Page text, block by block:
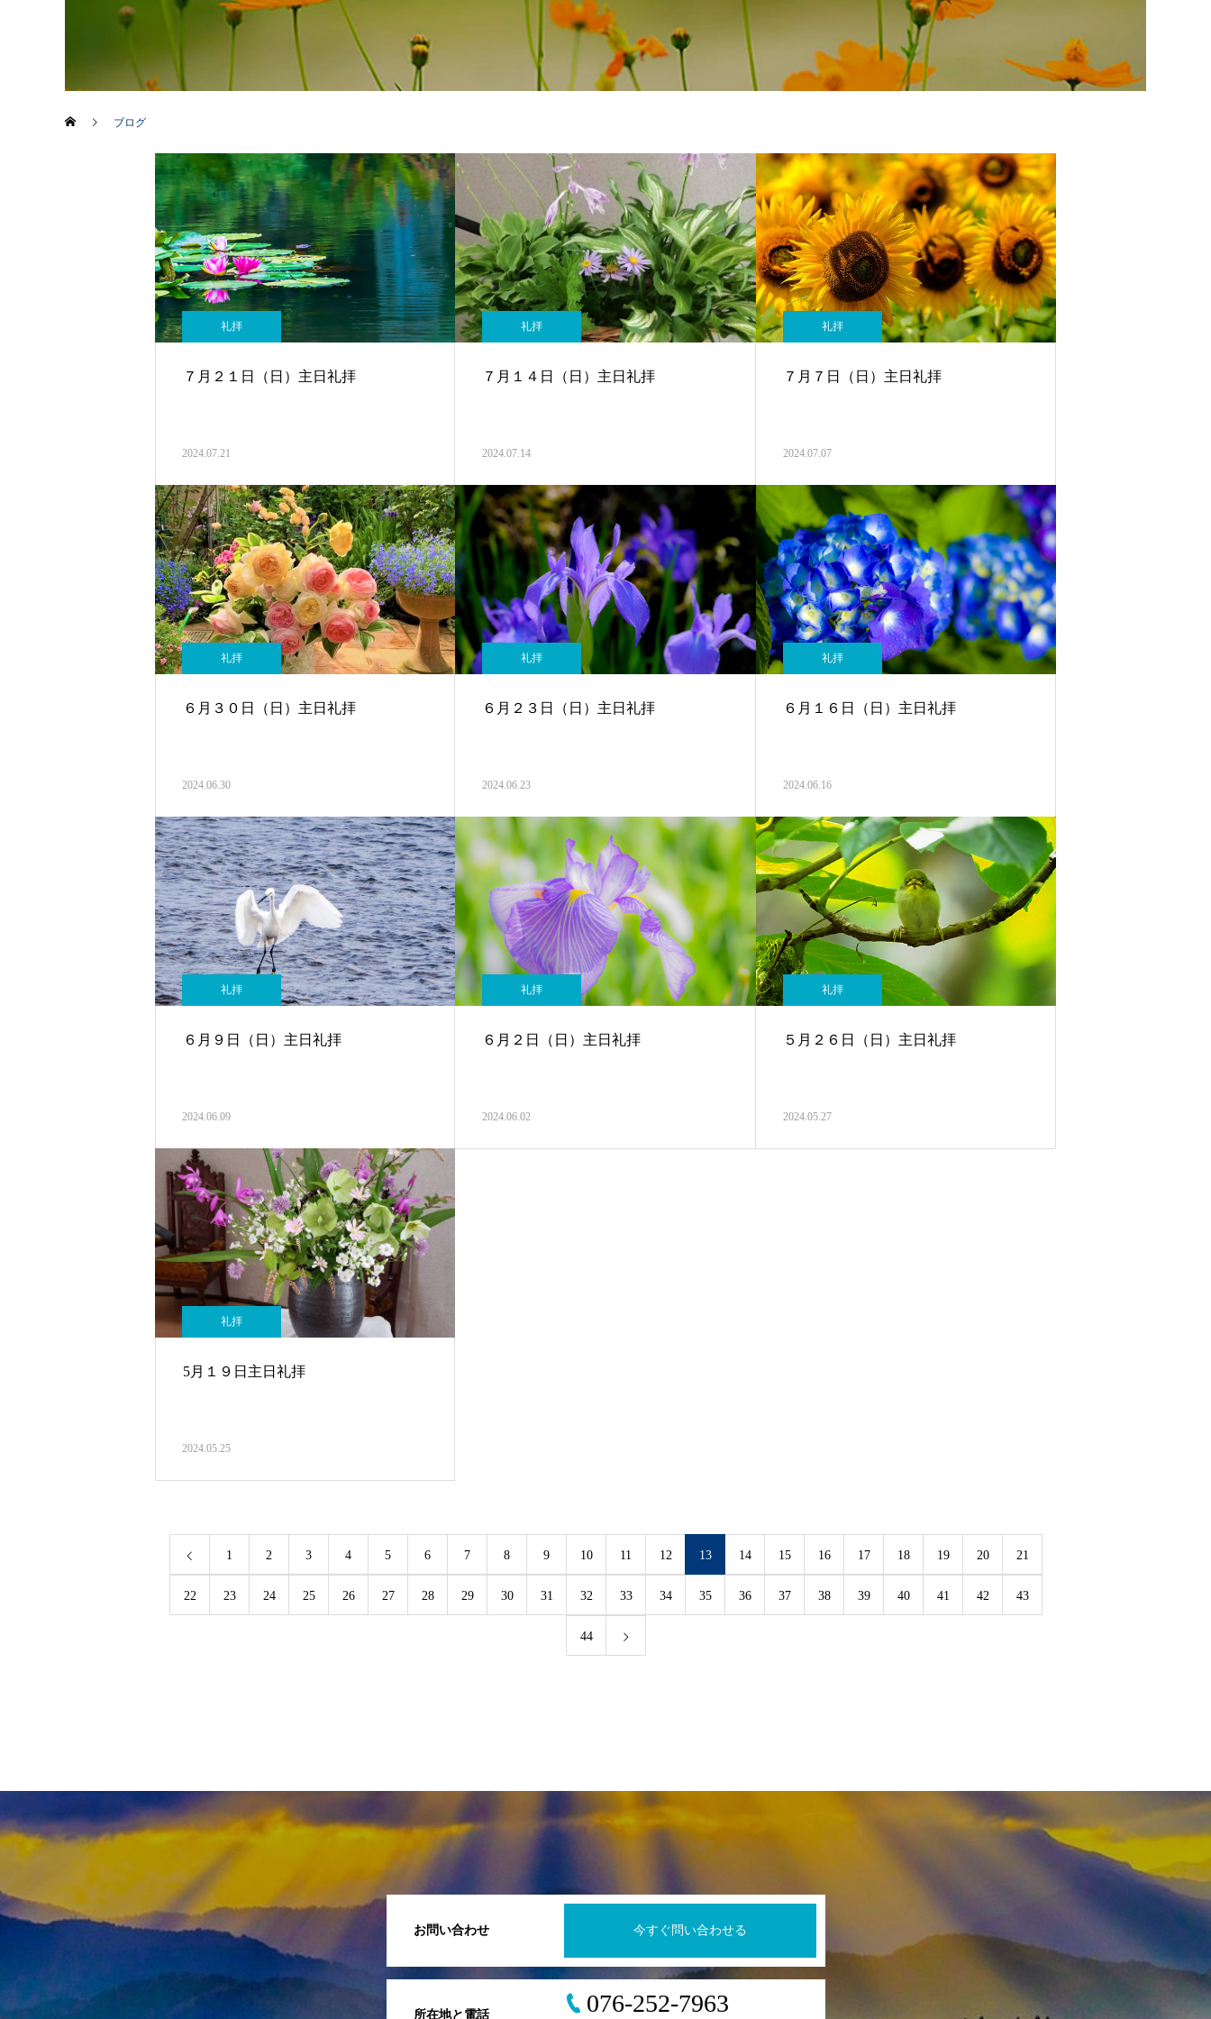
ブログ
礼拝
７月２１日（日）主日礼拝
2024.07.21
礼拝
７月１４日（日）主日礼拝
2024.07.14
礼拝
７月７日（日）主日礼拝
2024.07.07
礼拝
６月３０日（日）主日礼拝
2024.06.30
礼拝
６月２３日（日）主日礼拝
2024.06.23
礼拝
６月１６日（日）主日礼拝
2024.06.16
礼拝
６月９日（日）主日礼拝
2024.06.09
礼拝
６月２日（日）主日礼拝
2024.06.02
礼拝
５月２６日（日）主日礼拝
2024.05.27
礼拝
5月１９日主日礼拝
2024.05.25
1 2 3 4 5 6 7 8 9 10 11 12 13 14 15 16 17 18 19 20 21
22 23 24 25 26 27 28 29 30 31 32 33 34 35 36 37 38 39 40 41 42 43
44
お問い合わせ 今すぐ問い合わせる
所在地と電話 076-252-7963